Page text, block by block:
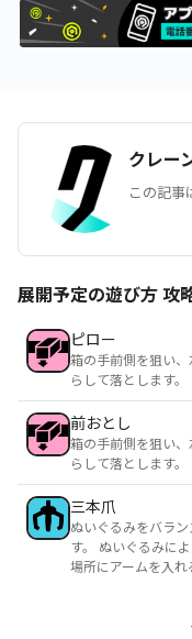
クレー
この記事
展開予定の遊び方 攻
ピロー
箱の手前側を狙い
らして落とします。
前おとし
箱の手前側を狙い
らして落とします。
三本爪
ぬいぐるみをバラ
す。 ぬいぐるみに
場所にアームを入れ